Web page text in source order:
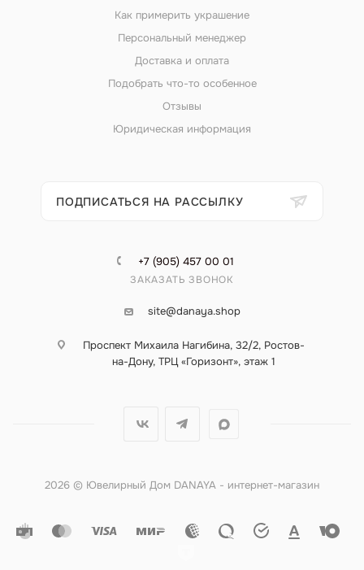
Как примерить украшение
Персональный менеджер
Доставка и оплата
Подобрать что-то особенное
Отзывы
Юридическая информация
ПОДПИСАТЬСЯ НА РАССЫЛКУ
+7 (905) 457 00 01
ЗАКАЗАТЬ ЗВОНОК
site@danaya.shop
Проспект Михаила Нагибина, 32/2, Ростов-
на-Дону, ТРЦ «Горизонт», этаж 1
2026 © Ювелирный Дом DANAYA - интернет-магазин